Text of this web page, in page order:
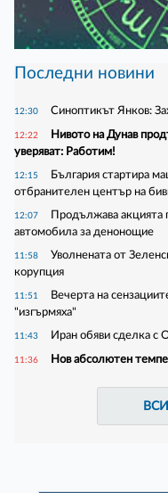
Последни новини
12:30 Синоптикът Янков:
12:22
Нивото на Дунав
уверяват: Работим!
12:15
България стартира
отбранителен център на
12:07
Продължава акцията
автомобила за денонощие
11:58
Уволнената от
корупция
11:51
Вечерта на
"изгърмяха"
11:43 Иран обяви сделка с
11:36 Нов абсолютен